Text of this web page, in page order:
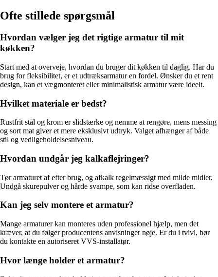
Ofte stillede spørgsmål
Hvordan vælger jeg det rigtige armatur til mit
køkken?
Start med at overveje, hvordan du bruger dit køkken til daglig. Har du
brug for fleksibilitet, er et udtræksarmatur en fordel. Ønsker du et rent
design, kan et vægmonteret eller minimalistisk armatur være ideelt.
Hvilket materiale er bedst?
Rustfrit stål og krom er slidstærke og nemme at rengøre, mens messing
og sort mat giver et mere eksklusivt udtryk. Valget afhænger af både
stil og vedligeholdelsesniveau.
Hvordan undgår jeg kalkaflejringer?
Tør armaturet af efter brug, og afkalk regelmæssigt med milde midler.
Undgå skurepulver og hårde svampe, som kan ridse overfladen.
Kan jeg selv montere et armatur?
Mange armaturer kan monteres uden professionel hjælp, men det
kræver, at du følger producentens anvisninger nøje. Er du i tvivl, bør
du kontakte en autoriseret VVS-installatør.
Hvor længe holder et armatur?